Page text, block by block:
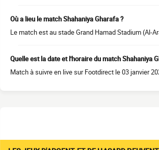
Où a lieu le match Shahaniya Gharafa ?
Le match est au stade Grand Hamad Stadium (Al-
Quelle est la date et l'horaire du match Shahaniya
Match à suivre en live sur Footdirect le 03 janvier